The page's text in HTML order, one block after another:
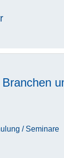
/ Seminare